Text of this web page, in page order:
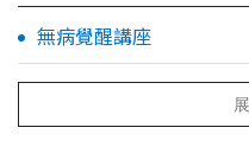
無病覺醒講座